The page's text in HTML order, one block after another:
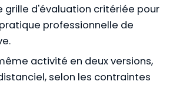
grille d'évaluation critériée pour
professionnelle de
activité en deux versions,
selon les contraintes